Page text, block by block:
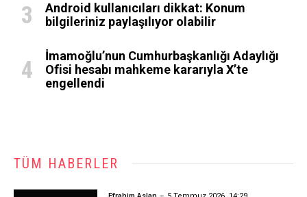
Android kullanıcıları dikkat: Konum
bilgileriniz paylaşılıyor olabilir
İmamoğlu’nun Cumhurbaşkanlığı Adaylığı
Ofisi hesabı mahkeme kararıyla X’te
engellendi
TÜM HABERLER